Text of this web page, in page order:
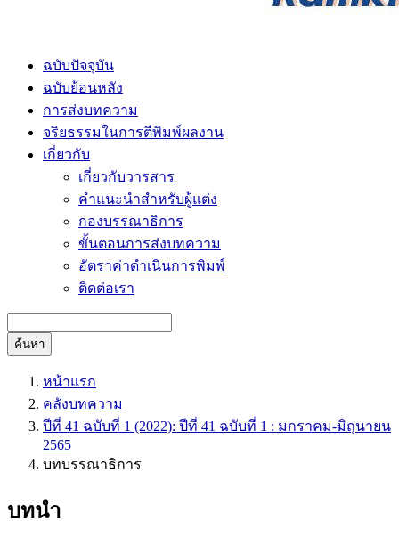
ฉบับปัจจุบัน
ฉบับย้อนหลัง
การส่งบทความ
จริยธรรมในการตีพิมพ์ผลงาน
เกี่ยวกับ
เกี่ยวกับวารสาร
คำแนะนำสำหรับผู้แต่ง
กองบรรณาธิการ
ขั้นตอนการส่งบทความ
อัตราค่าดำเนินการพิมพ์
ติดต่อเรา
ค้นหา
หน้าแรก
คลังบทความ
ปีที่ 41 ฉบับที่ 1 (2022): ปีที่ 41 ฉบับที่ 1 : มกราคม-มิถุนายน
2565
บทบรรณาธิการ
บทนำ